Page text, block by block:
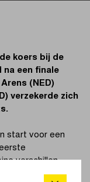
koers bij de
na een finale
(NED)
verzekerde zich
start voor een
verschillen
was wachten